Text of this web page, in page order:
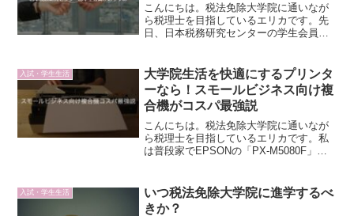
こんにちは。税法免除大学院に通いなが
ら税理士を目指しているエリカです。先
日、日本税務研究センターの学生会員に
と思うので、なんで私が学生会員になっ
たのか？や、会員になるメ...
入試・学生生活
大学院生活を快適にするプリンタ
ーなら！スモールビジネス向け複
合機がコスパ最強説
こんにちは。税法免除大学院に通いなが
ら税理士を目指しているエリカです。私
は普段家でEPSONの「PX-M5080F」と
使ってるやつの後継機で考えています。
そもそも今使っ...
入試・学生生活
いつ税法免除大学院に進学するべ
きか？